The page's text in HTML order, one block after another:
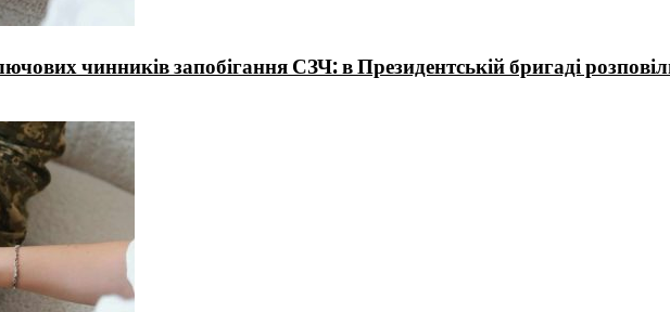
чинників запобігання СЗЧ: в Президентській бригаді